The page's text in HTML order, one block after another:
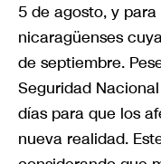
5 de agosto, y
nicaragüenses
de septiembre.
Seguridad
días para que los
nueva realidad.